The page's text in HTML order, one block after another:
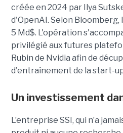
créée en 2024 par Ilya
d'OpenAI. Selon
5 Md$. L'opération
privilégié aux futures
Rubin de Nvidia afin de
d'entraînement de la start-
Un investissement
L’entreprise SSI, qui n’a